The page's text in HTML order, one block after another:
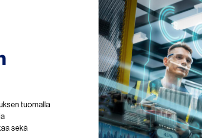
tuomalla
sekä